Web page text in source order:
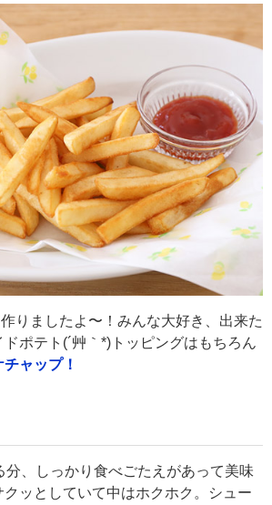
りましたよ〜！みんな大好き、出来た
ポテト(´艸｀*)トッピングはもちろん
ャップ！
分、しっかり食べごたえがあって美味
クッとしていて中はホクホク。シュー